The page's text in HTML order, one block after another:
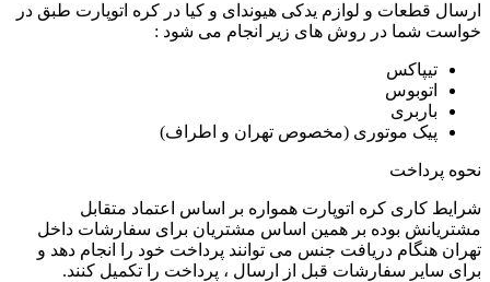
ارسال قطعات و لوازم یدکی هیوندای و کیا در کره اتوپارت طبق در
خواست شما در روش های زیر انجام می شود :
تیپاکس
اتوبوس
باربری
پیک موتوری (مخصوص تهران و اطراف)
نحوه پرداخت
شرایط کاری کره اتوپارت همواره بر اساس اعتماد متقابل
مشتریانش بوده بر همین اساس مشتریان برای سفارشات داخل
تهران هنگام دریافت جنس می توانند پرداخت خود را انجام دهد و
برای سایر سفارشات قبل از ارسال ، پرداخت را تکمیل کنند.